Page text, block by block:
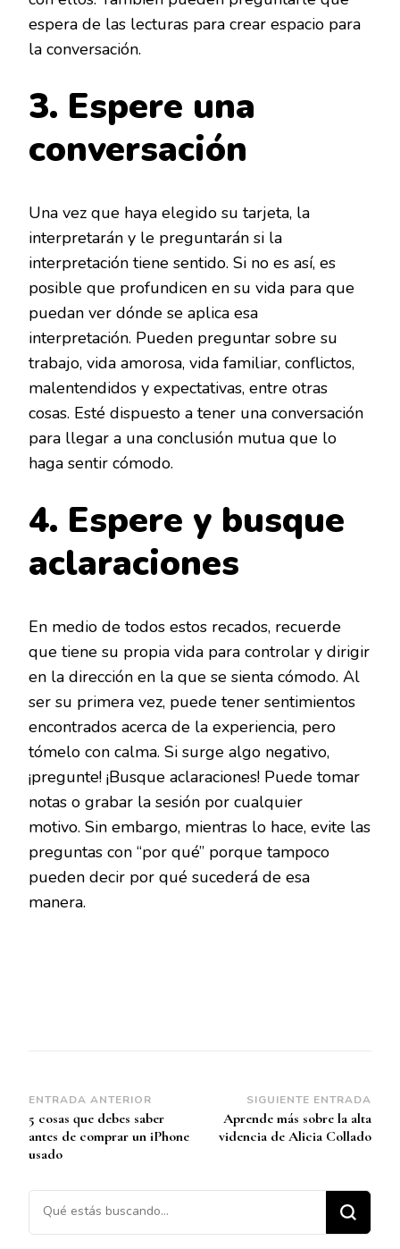
espera de las lecturas para crear espacio para
la conversación.
3. Espere una
conversación
Una vez que haya elegido su tarjeta, la
interpretarán y le preguntarán si la
interpretación tiene sentido. Si no es así, es
posible que profundicen en su vida para que
puedan ver dónde se aplica esa
interpretación. Pueden preguntar sobre su
trabajo, vida amorosa, vida familiar, conflictos,
malentendidos y expectativas, entre otras
cosas. Esté dispuesto a tener una conversación
para llegar a una conclusión mutua que lo
haga sentir cómodo.
4. Espere y busque
aclaraciones
En medio de todos estos recados, recuerde
que tiene su propia vida para controlar y dirigir
en la dirección en la que se sienta cómodo. Al
ser su primera vez, puede tener sentimientos
encontrados acerca de la experiencia, pero
tómelo con calma. Si surge algo negativo,
¡pregunte! ¡Busque aclaraciones! Puede tomar
notas o grabar la sesión por cualquier
motivo. Sin embargo, mientras lo hace, evite las
preguntas con “por qué” porque tampoco
pueden decir por qué sucederá de esa
manera.
Navegación
de
entradas
ENTRADA ANTERIOR
5 cosas que debes saber
antes de comprar un iPhone
usado
SIGUIENTE ENTRADA
Aprende más sobre la alta
videncia de Alicia Collado
¿Buscas algo?